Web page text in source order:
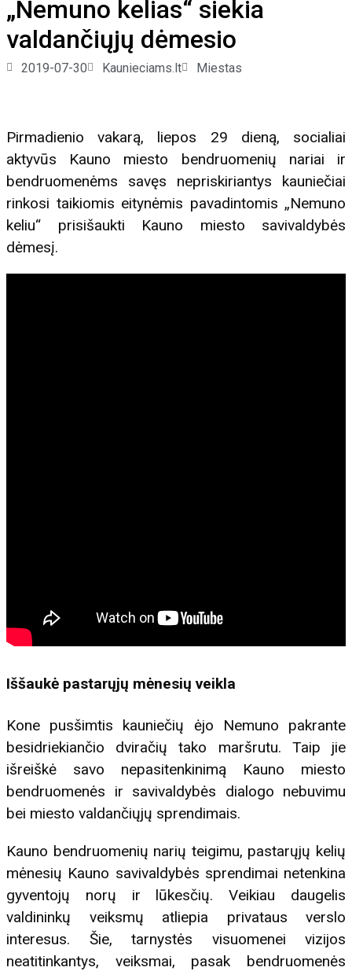
„Nemuno kelias“ siekia
valdančiųjų dėmesio
2019-07-30 Kaunieciams.lt Miestas
Pirmadienio vakarą, liepos 29 dieną, socialiai
aktyvūs Kauno miesto bendruomenių nariai ir
bendruomenėms savęs nepriskiriantys kauniečiai
rinkosi taikiomis eitynėmis pavadintomis „Nemuno
keliu“ prisišaukti Kauno miesto savivaldybės
dėmesį.
Iššaukė pastarųjų mėnesių veikla
Kone pusšimtis kauniečių ėjo Nemuno pakrante
besidriekiančio dviračių tako maršrutu. Taip jie
išreiškė savo nepasitenkinimą Kauno miesto
bendruomenės ir savivaldybės dialogo nebuvimu
bei miesto valdančiųjų sprendimais.
Kauno bendruomenių narių teigimu, pastarųjų kelių
mėnesių Kauno savivaldybės sprendimai netenkina
gyventojų norų ir lūkesčių. Veikiau daugelis
valdininkų veiksmų atliepia privataus verslo
interesus. Šie, tarnystės visuomenei vizijos
neatitinkantys, veiksmai, pasak bendruomenės